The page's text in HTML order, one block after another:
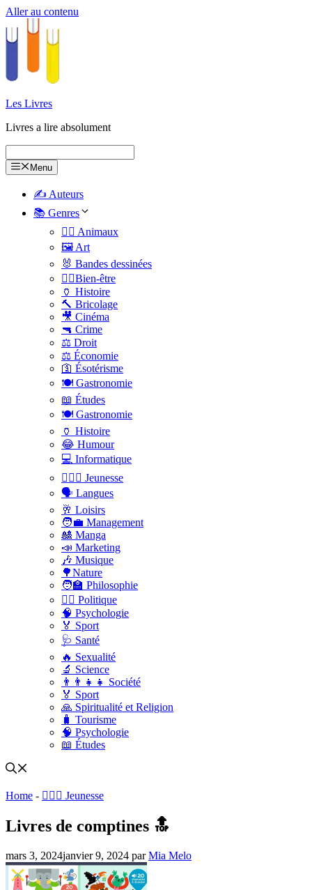
Aller au contenu
Les Livres
Livres a lire absolument
Menu
✍️ Auteurs
📚 Genres
🐕‍🦺 Animaux
🖼️ Art
🐰 Bandes dessinées
🧑‍⚕️Bien-être
🏺 Histoire
🔨 Bricolage
🎥 Cinéma
🔫 Crime
⚖️ Droit
⚖️ Économie
🛐 Ésotérisme
🍽️ Gastronomie
📖 Études
🍽️ Gastronomie
🏺 Histoire
😂 Humour
💻 Informatique
🤸🏽‍♀️ Jeunesse
🗣 Langues
🥂 Loisirs
🧑‍💼 Management
🎎 Manga
📣 Marketing
🎶 Musique
🌳Nature
🧑‍🏫 Philosophie
👨‍⚖️ Politique
🧠 Psychologie
🏅 Sport
🩺 Santé
🔥 Sexualité
🔬 Science
👨‍👨‍👧‍👧 Société
🏅 Sport
🙏 Spiritualité et Religion
🧳 Tourisme
🧠 Psychologie
📖 Études
Home - 🤸🏽‍♀️ Jeunesse
Livres de comptines 🔝
mars 3, 2024janvier 9, 2024 parMia Melo